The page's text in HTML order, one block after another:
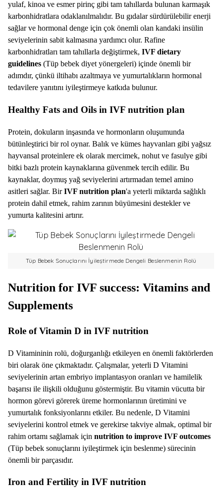
yulaf, kinoa ve esmer pirinç gibi tam tahıllarda bulunan karmaşık
karbonhidratlara odaklanılmalıdır. Bu gıdalar sürdürülebilir enerji
sağlar ve hormonal denge için çok önemli olan kandaki insülin
seviyelerinin sabit kalmasına yardımcı olur. Rafine
karbonhidratları tam tahıllarla değiştirmek, IVF dietary
guidelines (Tüp bebek diyet yönergeleri) içinde önemli bir
adımdır, çünkü iltihabı azaltmaya ve yumurtalıkların hormonal
tedavilere yanıtını iyileştirmeye katkıda bulunur.
Healthy Fats and Oils in IVF nutrition plan
Protein, dokuların inşasında ve hormonların oluşumunda
bütünleştirici bir rol oynar. Balık ve kümes hayvanları gibi yağsız
hayvansal proteinlere ek olarak mercimek, nohut ve fasulye gibi
bitki bazlı protein kaynaklarına güvenmek tercih edilir. Bu
kaynaklar, doymuş yağ seviyelerini artırmadan temel amino
asitleri sağlar. BirIVF nutrition plan'a yeterli miktarda sağlıklı
protein dahil etmek, rahim zarının büyümesini destekler ve
yumurta kalitesini artırır.
Tüp Bebek Sonuçlarını İyileştirmede Dengeli Beslenmenin Rolü
Nutrition for IVF success: Vitamins and
Supplements
Role of Vitamin D in IVF nutrition
D Vitamininin rolü, doğurganlığı etkileyen en önemli faktörlerden
biri olarak öne çıkmaktadır. Çalışmalar, yeterli D Vitamini
seviyelerinin artan embriyo implantasyon oranları ve hamilelik
başarısı ile ilişkili olduğunu göstermiştir. Bu vitamin vücutta bir
hormon görevi görerek üreme hormonlarının üretimini ve
yumurtalık fonksiyonlarını etkiler. Bu nedenle, D Vitamini
seviyelerini kontrol etmek ve gerekirse takviye almak, optimal bir
rahim ortamı sağlamak için nutrition to improve IVF outcomes
(Tüp bebek sonuçlarını iyileştirmek için beslenme) sürecinin
önemli bir parçasıdır.
Iron and Fertility in IVF nutrition